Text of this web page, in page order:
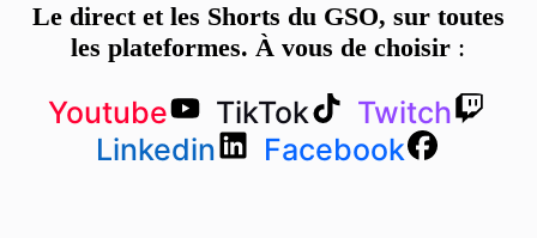
Le direct et les Shorts du GSO, sur toutes
les plateformes. À vous de choisir :
Youtube TikTok
Twitch
Linkedin
Facebook